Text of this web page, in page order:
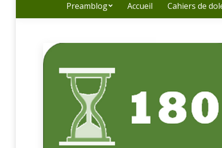
Preamblog Accueil Cahiers de